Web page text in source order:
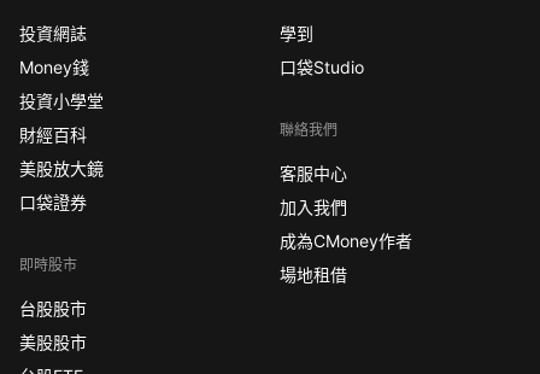
投資網誌
Money錢
投資小學堂
財經百科
美股放大鏡
口袋證券
即時股市
台股股市
美股股市
學到
口袋Studio
聯絡我們
客服中心
加入我們
成為CMoney作者
場地租借